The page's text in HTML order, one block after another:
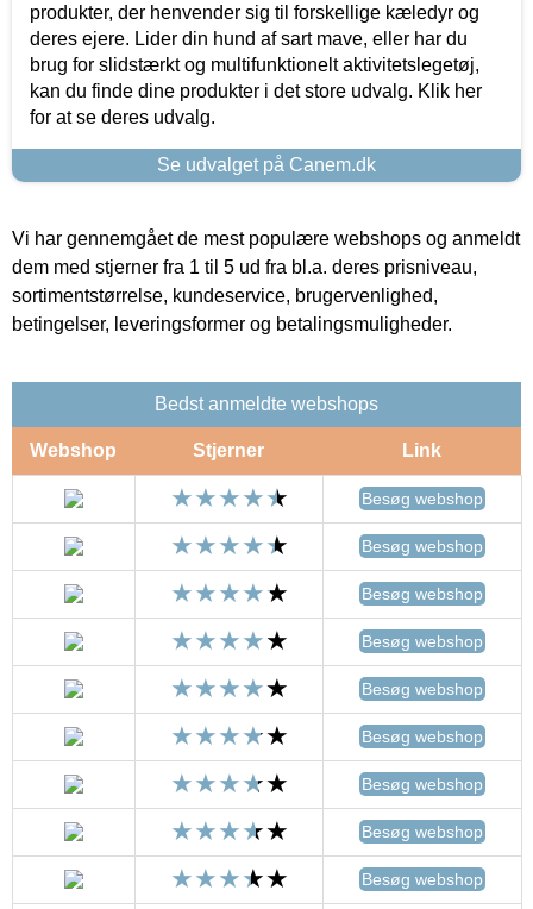
produkter, der henvender sig til forskellige kæledyr og
deres ejere. Lider din hund af sart mave, eller har du
brug for slidstærkt og multifunktionelt aktivitetslegetøj,
kan du finde dine produkter i det store udvalg. Klik her
for at se deres udvalg.
Se udvalget på Canem.dk
Vi har gennemgået de mest populære webshops og anmeldt
dem med stjerner fra 1 til 5 ud fra bl.a. deres prisniveau,
sortimentstørrelse, kundeservice, brugervenlighed,
betingelser, leveringsformer og betalingsmuligheder.
Bedst anmeldte webshops
Webshop Stjerner Link
Besøg webshop
Besøg webshop
Besøg webshop
Besøg webshop
Besøg webshop
Besøg webshop
Besøg webshop
Besøg webshop
Besøg webshop